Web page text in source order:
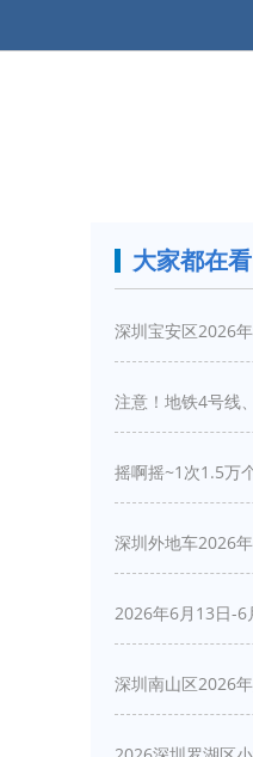
大家都在看